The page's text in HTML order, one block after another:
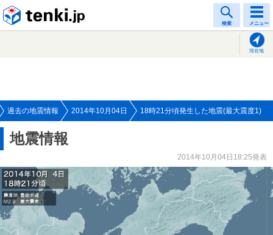
検索 メニュー
現在地
過去の地震情報 2014年10月04日 18時21分頃発生した地震(最大震度1)
地震情報
2014年10月04日18:25発表